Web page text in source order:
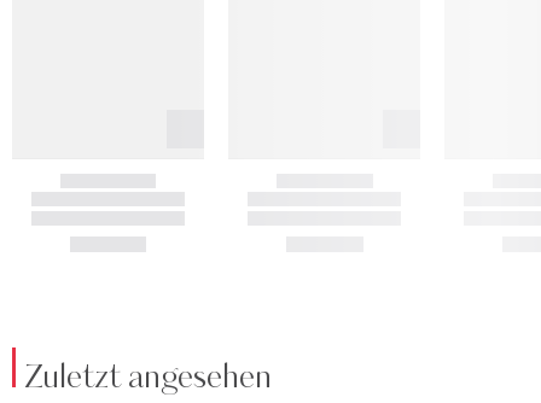
Zuletzt angesehen